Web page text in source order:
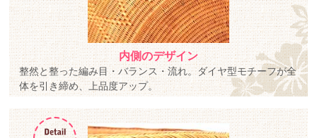
内側のデザイン
整然と整った編み目・バランス・流れ。ダイヤ型モチーフが全
体を引き締め、上品度アップ。